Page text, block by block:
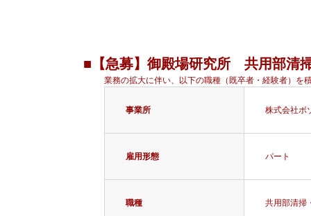
■【急募】御殿場研究所 共用部清
業務の拡大に伴い、以下の職種（既卒者・経験者）を
事業所 株式会社ボ
雇用形態 パート
職種 共用部清掃